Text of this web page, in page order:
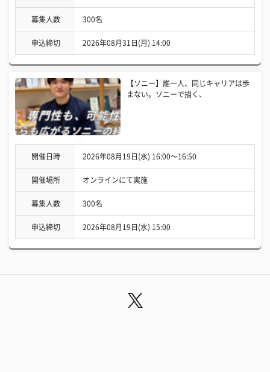
募集人数 300名
申込締切 2026年08月31日(月) 14:00
【ソニー】誰一人、同じキャリアは歩
まない。ソニーで描く、
開催日時 2026年08月19日(水) 16:00〜16:50
開催場所 オンラインにて実施
募集人数 300名
申込締切 2026年08月19日(水) 15:00